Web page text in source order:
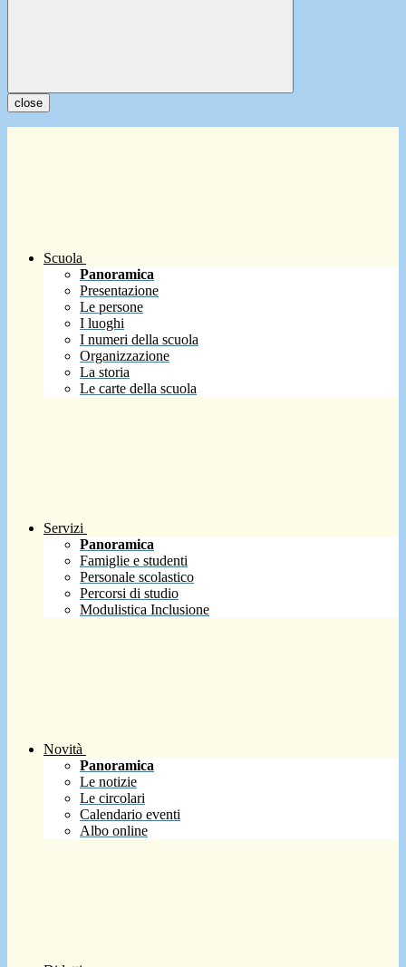
close
Scuola
Panoramica
Presentazione
Le persone
I luoghi
I numeri della scuola
Organizzazione
La storia
Le carte della scuola
Servizi
Panoramica
Famiglie e studenti
Personale scolastico
Percorsi di studio
Modulistica Inclusione
Novità
Panoramica
Le notizie
Le circolari
Calendario eventi
Albo online